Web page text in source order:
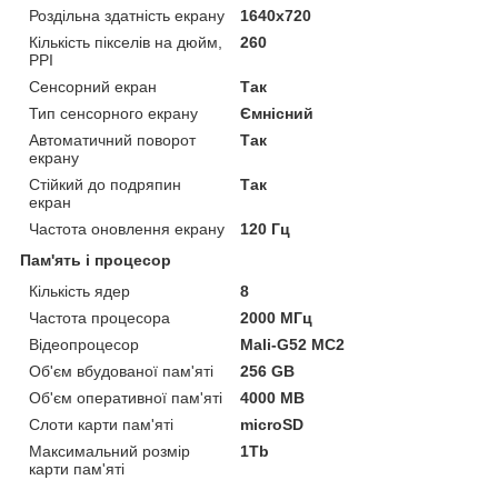
Роздільна здатність екрану
1640x720
Кількість пікселів на дюйм,
PPI
260
Сенсорний екран
Так
Тип сенсорного екрану
Ємнісний
Автоматичний поворот
екрану
Так
Стійкий до подряпин
екран
Так
Частота оновлення екрану
120 Гц
Пам'ять і процесор
Кількість ядер
8
Частота процесора
2000 МГц
Відеопроцесор
Mali-G52 MC2
Об'єм вбудованої пам'яті
256 GB
Об'єм оперативної пам'яті
4000 MB
Слоти карти пам'яті
microSD
Максимальний розмір
карти пам'яті
1Tb